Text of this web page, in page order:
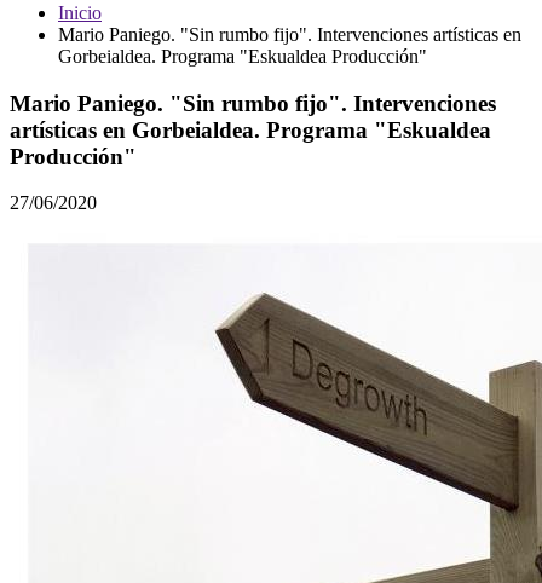
Inicio
Mario Paniego. "Sin rumbo fijo". Intervenciones artísticas en
Gorbeialdea. Programa "Eskualdea Producción"
Mario Paniego. "Sin rumbo fijo". Intervenciones
artísticas en Gorbeialdea. Programa "Eskualdea
Producción"
27/06/2020